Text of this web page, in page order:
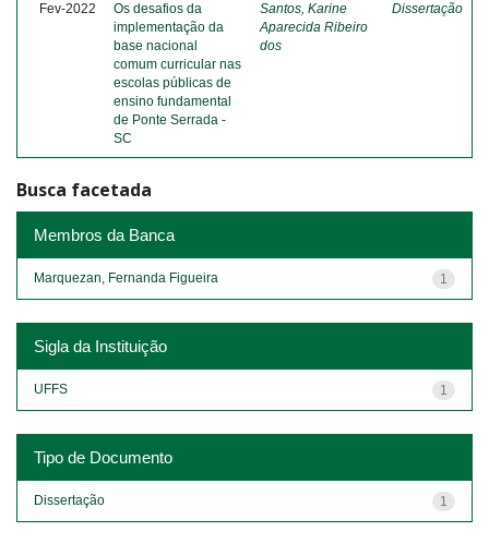
Fev-2022
Os desafios da
implementação da
base nacional
comum curricular nas
escolas públicas de
ensino fundamental
de Ponte Serrada -
SC
Santos, Karine
Aparecida Ribeiro
dos
Dissertação
Busca facetada
Membros da Banca
1
Marquezan, Fernanda Figueira
Sigla da Instituição
1
UFFS
Tipo de Documento
1
Dissertação